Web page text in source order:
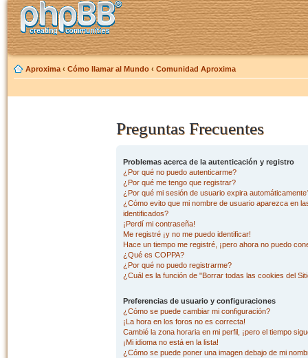
Aproxima ‹ Cómo llamar al Mundo ‹ Comunidad Aproxima
Preguntas Frecuentes
Problemas acerca de la autenticación y registro
¿Por qué no puedo autenticarme?
¿Por qué me tengo que registrar?
¿Por qué mi sesión de usuario expira
¿Cómo evito que mi nombre de usuario aparezca en
identificados?
¡Perdí mi contraseña!
Me registré ¡y no me puedo identificar!
Hace un tiempo me registré, ¡pero ahora no puedo
¿Qué es COPPA?
¿Por qué no puedo registrarme?
¿Cuál es la función de "Borrar todas las cookies del
Preferencias de usuario y configuraciones
¿Cómo se puede cambiar mi configuración?
¡La hora en los foros no es correcta!
Cambié la zona horaria en mi perfil, ¡pero el tiempo
¡Mi idioma no está en la lista!
¿Cómo se puede poner una imagen debajo de mi